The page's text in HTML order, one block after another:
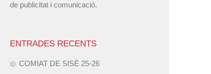
de publicitat i comunicació.
ENTRADES RECENTS
COMIAT DE SISÈ 25-26